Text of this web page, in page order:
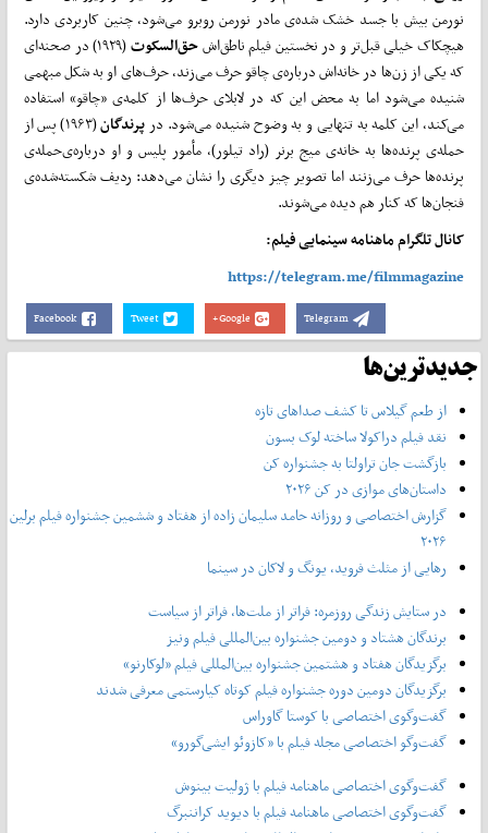
نورمن بیش با جسد خشک شده‌ی مادر نورمن روبرو می‌شود، چنین کاربردی دارد.
هیچکاک خیلی قبل‌تر و در نخستین فیلم ناطق‌اشحق‌السکوت
(۱۹۲۹) در صحنه‌ای
که یکی از زن‌ها در خانه‌اش درباره‌ی چاقو حرف می‌زند، حرف‌های او به شکل مبهمی
شنیده می‌شود اما به محض این که در لابلای حرف‌ها از کلمه‌ی «‌چاقو» استفاده
می‌کند، این کلمه به تنهایی و به وضوح شنیده می‌شود. در پرندگان
(۱۹۶۳) پس از
حمله‌ی پرنده‌ها به خانه‌ی‌ میج برنر (راد تیلور)، مأمور پلیس و او درباره‌ی‌حمله‌ی
پرنده‌ها حرف می‌زنند اما تصویر چیز دیگری را نشان می‌دهد: ردیف شکسته‌شده‌ی
فنجان‌ها که کنار هم دیده می‌شوند.
کانال تلگرام ماهنامه سینمایی فیلم:
https://telegram.me/filmmagazine
Facebook Tweet Google+ Telegram
جدیدترین‌ها
از طعم گیلاس تا کشف صداهای تازه
نقد فیلم دراکولا ساخته لوک بسون
بازگشت جان تراولتا به جشنواره کن
داستان‌های موازی در کن ۲۰۲۶
گزارش اختصاصی و روزانه حامد سلیمان زاده از هفتاد و‌ ششمین جشنواره فیلم برلین
۲۰۲۶
رهایی از مثلث فروید، یونگ و لاکان در سینما
در ستایش زندگی روزمره: فراتر از ملت‌ها، فراتر از سیاست
برندگان هشتاد و دومین جشنواره بین‌المللی فیلم ونیز
برگزیدگان هفتاد و هشتمین جشنواره بین‌المللی فیلم «لوکارنو»
برگزیدگان دومین دوره جشنواره فیلم کوتاه کیارستمی معرفی شدند
گفت‌وگوی اختصاصی با کوستا گاوراس
گفت‌وگو اختصاصی مجله فیلم با «کازوئو ایشی‌گورو»
گفت‌وگوی اختصاصی ماهنامه فیلم با ژولیت بینوش
گفت‌وگوی اختصاصی ماهنامه فیلم با دیوید کراننبرگ